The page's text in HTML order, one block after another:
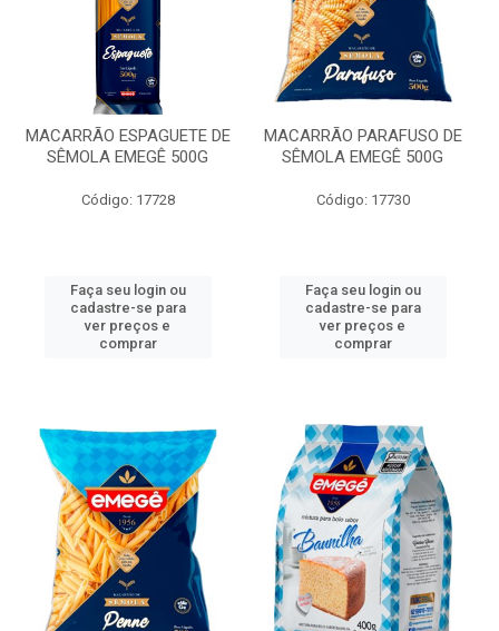
MACARRÃO ESPAGUETE DE
SÊMOLA EMEGÊ 500G
Código: 17728
Faça seu login ou
cadastre-se para
ver preços e
comprar
MACARRÃO PARAFUSO DE
SÊMOLA EMEGÊ 500G
Código: 17730
Faça seu login ou
cadastre-se para
ver preços e
comprar